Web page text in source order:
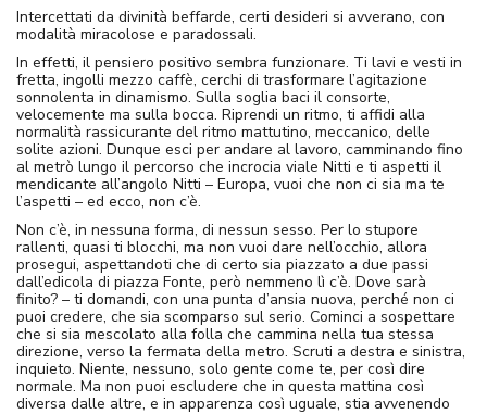
Intercettati da divinità beffarde, certi desideri si avverano, con
modalità miracolose e paradossali.
In effetti, il pensiero positivo sembra funzionare. Ti lavi e vesti in
fretta, ingolli mezzo caffè, cerchi di trasformare l’agitazione
sonnolenta in dinamismo. Sulla soglia baci il consorte,
velocemente ma sulla bocca. Riprendi un ritmo, ti affidi alla
normalità rassicurante del ritmo mattutino, meccanico, delle
solite azioni. Dunque esci per andare al lavoro, camminando fino
al metrò lungo il percorso che incrocia viale Nitti e ti aspetti il
mendicante all’angolo Nitti – Europa, vuoi che non ci sia ma te
l’aspetti – ed ecco, non c’è.
Non c’è, in nessuna forma, di nessun sesso. Per lo stupore
rallenti, quasi ti blocchi, ma non vuoi dare nell’occhio, allora
prosegui, aspettandoti che di certo sia piazzato a due passi
dall’edicola di piazza Fonte, però nemmeno lì c’è. Dove sarà
finito? – ti domandi, con una punta d’ansia nuova, perché non ci
puoi credere, che sia scomparso sul serio. Cominci a sospettare
che si sia mescolato alla folla che cammina nella tua stessa
direzione, verso la fermata della metro. Scruti a destra e sinistra,
inquieto. Niente, nessuno, solo gente come te, per così dire
normale. Ma non puoi escludere che in questa mattina così
diversa dalle altre, e in apparenza così uguale, stia avvenendo